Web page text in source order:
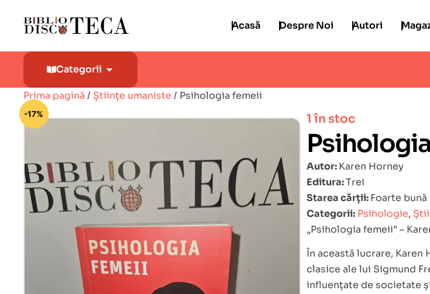
Acasă Despre Noi Autori
Categorii
Prima pagină / Științe umaniste / Psihologia femeii
-17%
🔍
1 în stoc
Autor:Karen Horney
Editura:Trei
Starea cărții:Foarte bună
Categorii: Psihologie,
„Psihologia femeii” –
În această lucrare,
clasice ale lui Sigmund
influențate de societate